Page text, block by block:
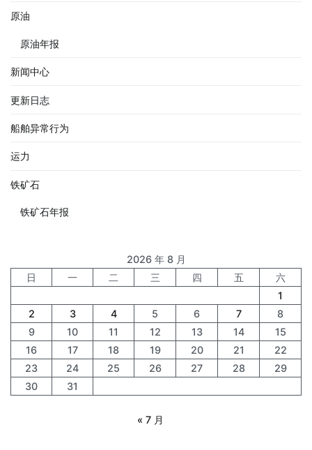
原油
原油年报
新闻中心
更新日志
船舶异常行为
运力
铁矿石
铁矿石年报
2026 年 8 月
日
一 二 三 四 五
六
1
2
3 4 5 6 7
8
9
10 11 12 13 14
15
16
17 18 19 20 21
22
23
24 25 26 27 28
29
30
31
« 7 月